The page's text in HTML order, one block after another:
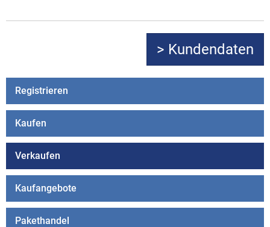
Registrieren
Kaufen
Verkaufen
Kaufangebote
Pakethandel